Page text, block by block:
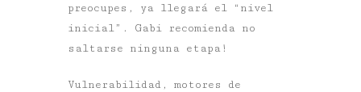
preocupes, ya llegará el “nivel
inicial”. Gabi recomienda no
saltarse ninguna etapa!
Vulnerabilidad, motores de